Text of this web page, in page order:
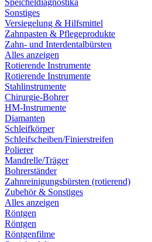
Speicheldiagnostika
Sonstiges
Versiegelung & Hilfsmittel
Zahnpasten & Pflegeprodukte
Zahn- und Interdentalbürsten
Alles anzeigen
Rotierende Instrumente
Rotierende Instrumente
Stahlinstrumente
Chirurgie-Bohrer
HM-Instrumente
Diamanten
Schleifkörper
Schleifscheiben/Finierstreifen
Polierer
Mandrelle/Träger
Bohrerständer
Zahnreinigungsbürsten (rotierend)
Zubehör & Sonstiges
Alles anzeigen
Röntgen
Röntgen
Röntgenfilme